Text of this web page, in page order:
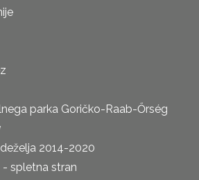
parka Goričko-Raab-Őrség
2014-2020
spletna stran